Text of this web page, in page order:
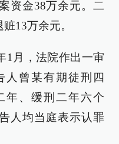
资金38万余元。二
13万余元。
1月，法院作出一审
人曾某有期徒刑四
年、缓刑二年六个
人均当庭表示认罪